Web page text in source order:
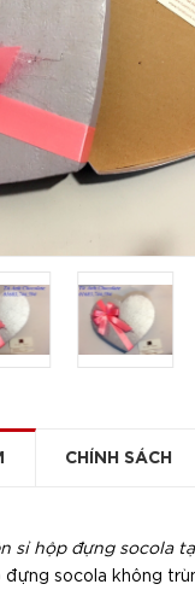
CHÍNH SÁCH
sỉ hộp đựng socola
đựng socola không